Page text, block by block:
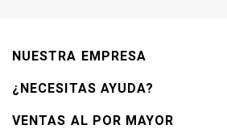
NUESTRA EMPRESA
¿NECESITAS AYUDA?
VENTAS AL POR MAYOR